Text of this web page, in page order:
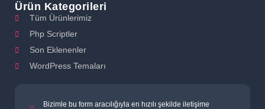
Ürün Kategorileri
Tüm Ürünlerimiz
Php Scriptler
Son Eklenenler
WordPress Temaları
Bizimle bu form aracılığıyla en hızılı şekilde iletişime